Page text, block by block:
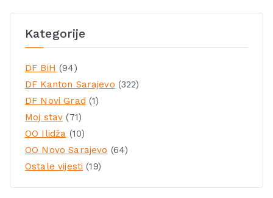
Kategorije
DF BiH (94)
DF Kanton Sarajevo (322)
DF Novi Grad (1)
Moj stav (71)
OO Ilidža (10)
OO Novo Sarajevo (64)
Ostale vijesti (19)